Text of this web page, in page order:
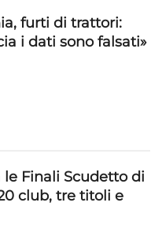
furti di trattori:
i dati sono falsati»
Finali Scudetto di
club, tre titoli e